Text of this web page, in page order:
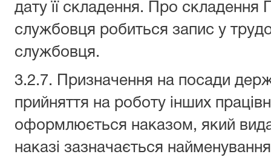
дату її складення. Про складення
службовця робиться запис у
службовця.
3.2.7. Призначення на посади
прийняття на роботу інших
оформлюється наказом, який
наказі зазначається